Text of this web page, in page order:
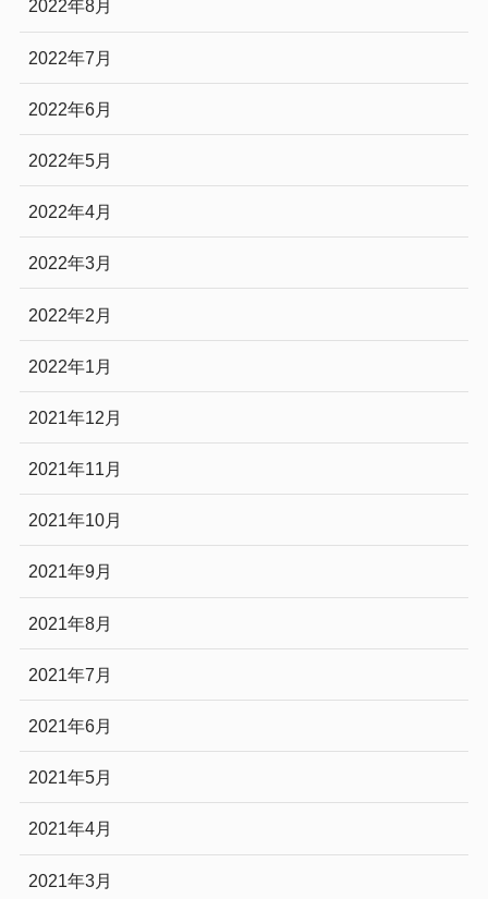
2022年8月
2022年7月
2022年6月
2022年5月
2022年4月
2022年3月
2022年2月
2022年1月
2021年12月
2021年11月
2021年10月
2021年9月
2021年8月
2021年7月
2021年6月
2021年5月
2021年4月
2021年3月